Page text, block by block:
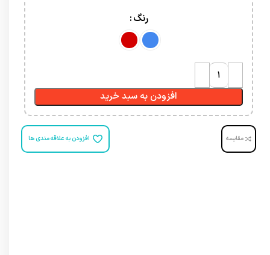
رنگ
افزودن به سبد خرید
مقایسه افزودن به علاقه مندی ها